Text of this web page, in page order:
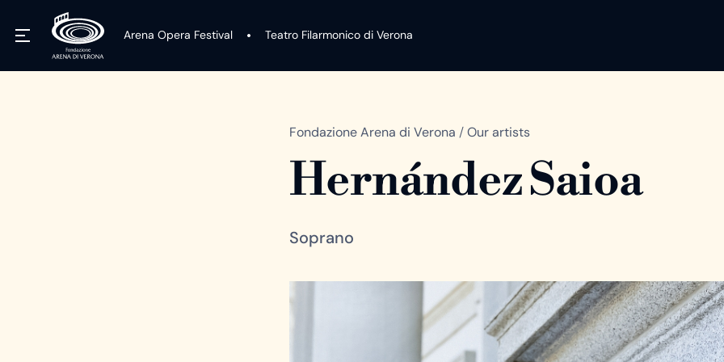
Arena Opera Festival Teatro Filarmonico di Verona
Fondazione Arena di Verona /Our artists
Hernández Saioa
Soprano